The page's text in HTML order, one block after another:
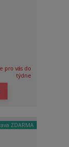
pro vás do
týdne
ZDARMA